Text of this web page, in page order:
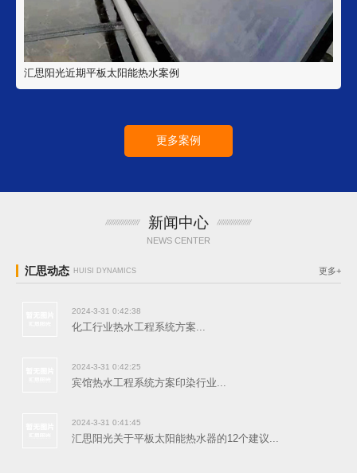
汇思阳光近期平板太阳能热水案例
更多案例
新闻中心
NEWS CENTER
汇思动态 HUISI DYNAMICS 更多+
2024-3-31 0:42:38
化工行业热水工程系统方案...
2024-3-31 0:42:25
宾馆热水工程系统方案印染行业...
2024-3-31 0:41:45
汇思阳光关于平板太阳能热水器的12个建议...